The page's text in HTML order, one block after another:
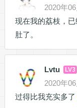
2020年
现在我的荔枝，
肚了。
Lvtu LV3
2020年
过得比我充实多了